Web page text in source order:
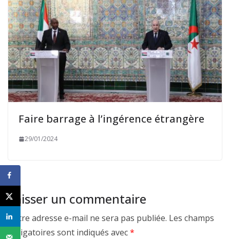
Faire barrage à l’ingérence étrangère
29/01/2024
Laisser un commentaire
Votre adresse e-mail ne sera pas publiée. Les champs
obligatoires sont indiqués avec*